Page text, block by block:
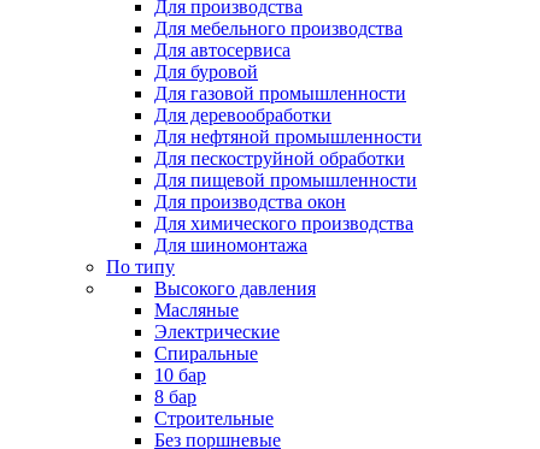
Для производства
Для мебельного производства
Для автосервиса
Для буровой
Для газовой промышленности
Для деревообработки
Для нефтяной промышленности
Для пескоструйной обработки
Для пищевой промышленности
Для производства окон
Для химического производства
Для шиномонтажа
По типу
Высокого давления
Масляные
Электрические
Спиральные
10 бар
8 бар
Cтроительные
Без поршневые